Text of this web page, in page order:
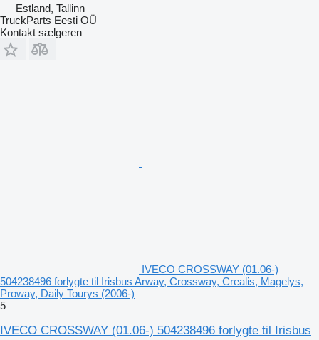
Estland, Tallinn
TruckParts Eesti OÜ
Kontakt sælgeren
IVECO CROSSWAY (01.06-)
504238496 forlygte til Irisbus Arway, Crossway, Crealis, Magelys,
Proway, Daily Tourys (2006-)
5
IVECO CROSSWAY (01.06-) 504238496 forlygte til Irisbus